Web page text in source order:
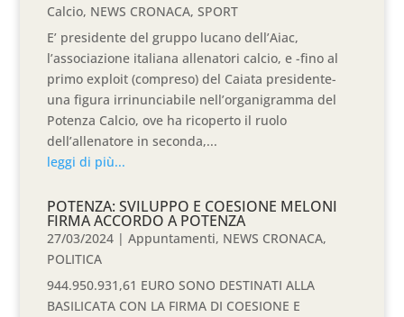
Calcio, NEWS CRONACA,SPORT
E’ presidente del gruppo lucano dell’Aiac,
l’associazione italiana allenatori calcio, e -fino al
primo exploit (compreso) del Caiata presidente-
una figura irrinunciabile nell’organigramma del
Potenza Calcio, ove ha ricoperto il ruolo
dell’allenatore in seconda,...
leggi di più...
POTENZA: SVILUPPO E COESIONE MELONI
FIRMA ACCORDO A POTENZA
27/03/2024 |Appuntamenti, NEWS CRONACA,
POLITICA
944.950.931,61 EURO SONO DESTINATI ALLA
BASILICATA CON LA FIRMA DI COESIONE E